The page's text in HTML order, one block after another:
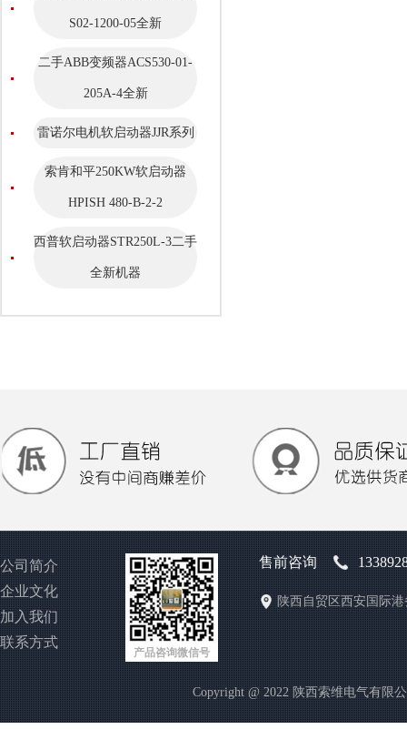
S02-1200-05全新
二手ABB变频器ACS530-01-
205A-4全新
雷诺尔电机软启动器JJR系列
索肯和平250KW软启动器
HPISH 480-B-2-2
西普软启动器STR250L-3二手
全新机器
公司简介
企业文化
加入我们
联系方式
产品咨询微信号
售前咨询
陕西自贸区西安国际
Copyright @ 2022 陕西索维电气有限